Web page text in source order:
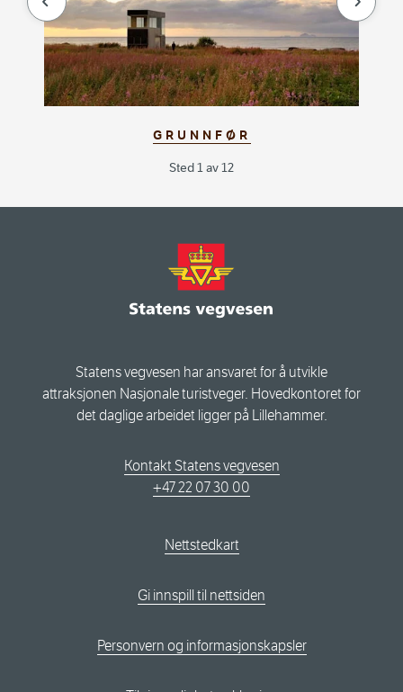
GRUNNFØR
Sted 1 av 12
Statens vegvesen har ansvaret for å utvikle
attraksjonen Nasjonale turistveger. Hovedkontoret for
det daglige arbeidet ligger på Lillehammer.
Kontakt Statens vegvesen
+47 22 07 30 00
Nettstedkart
Gi innspill til nettsiden
Personvern og informasjonskapsler